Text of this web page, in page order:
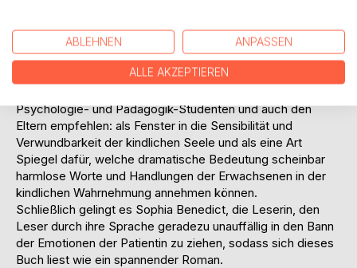
findet das, was sich bei und in unseren Patienten zwischen
den Sitzungen tut, in den zwei oder drei wöchentlichen
Stunden stets nur bruchstückhaften Platz.
Psychologie- und Pädagogik-Studenten und auch den
Eltern empfehlen: als Fenster in die Sensibilität und
Verwundbarkeit der kindlichen Seele und als eine Art
Spiegel dafür, welche dramatische Bedeutung scheinbar
harmlose Worte und Handlungen der Erwachsenen in der
kindlichen Wahrnehmung annehmen können.
Schließlich gelingt es Sophia Benedict, die Leserin, den
Leser durch ihre Sprache geradezu unauffällig in den Bann
der Emotionen der Patientin zu ziehen, sodass sich dieses
Buch liest wie ein spannender Roman.
ABLEHNEN ANPASSEN
ALLE AKZEPTIEREN